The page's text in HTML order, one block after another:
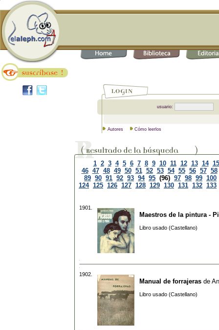
usuario:
Autores Cómo leerlos
1 2 3 4 5 6 7 8 9 10 11 12 13 14 15
46 47 48 49 50 51 52 53 54 55 56 57 58
89 90 91 92 93 94 95 (96) 97 98 99 100
124 125 126 127 128 129 130 131 132 133
1901.
Maestros de la pintura -
Libro usado (Castellano)
1902.
Manual de forrajeras de
Libro usado (Castellano)